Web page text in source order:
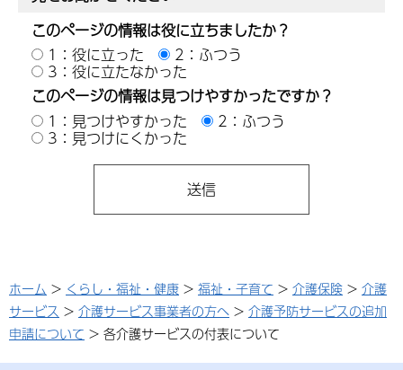
このページの情報は役に立ちましたか？
1：役に立った
2：ふつう
3：役に立たなかった
このページの情報は見つけやすかったですか？
1：見つけやすかった
2：ふつう
3：見つけにくかった
ホーム > くらし・福祉・健康 > 福祉・子育て > 介護保険 > 介護
サービス > 介護サービス事業者の方へ > 介護予防サービスの追加
申請について > 各介護サービスの付表について